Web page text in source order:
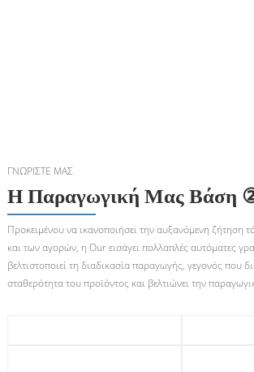
ΓΝΩΡΊΣΤΕ ΜΑΣ
Η Παραγωγική Μας Βάση
Προκειμένου να ικανοποιήσει την αυξανόμενη ζήτηση
και των αγορών, η Our εισάγει πολλαπλές αυτόματες
βελτιστοποιεί τη διαδικασία παραγωγής, γεγονός που
σταθερότητα του προϊόντος και βελτιώνει την